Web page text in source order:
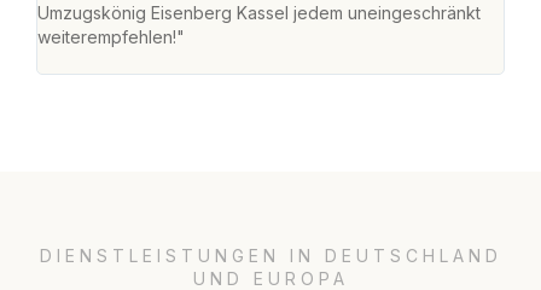
Umzugskönig Eisenberg Kassel jedem uneingeschränkt
weiterempfehlen!"
DIENSTLEISTUNGEN IN DEUTSCHLAND
UND EUROPA